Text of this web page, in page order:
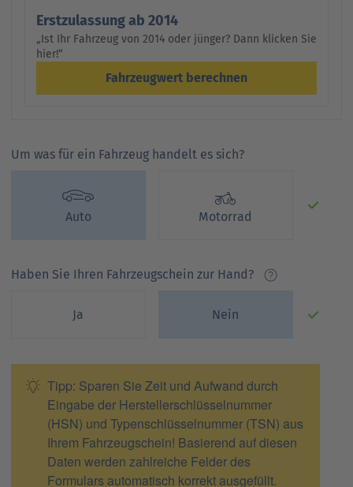
Erstzulassung ab 2014
„Ist Ihr Fahrzeug von 2014 oder jünger? Dann klicken Sie
hier!“
Fahrzeugwert berechnen
Um was für ein Fahrzeug handelt es sich?
Auto Motorrad
Haben Sie Ihren Fahrzeugschein zur Hand?
Ja Nein
Tipp: Sparen Sie Zeit und Aufwand durch
Eingabe der Herstellerschlüsselnummer
(HSN) und Typenschlüsselnummer (TSN) aus
Ihrem Fahrzeugschein! Basierend auf diesen
Daten werden zahlreiche Felder des
Formulars automatisch korrekt ausgefüllt.